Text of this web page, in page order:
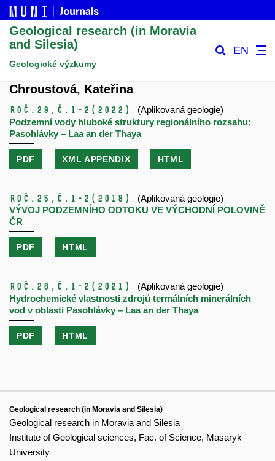
Geological research (in Moravia
and Silesia)
Geologické výzkumy
EN
Chroustová, Kateřina
Roč.29, č.1-2 (2022)
(Aplikovaná geologie)
Podzemní vody hluboké struktury regionálního rozsahu:
Pasohlávky – Laa an der Thaya
PDF XML APPENDIX HTML
Roč.25, č.1-2 (2018)
(Aplikovaná geologie)
VÝVOJ PODZEMNÍHO ODTOKU VE VÝCHODNÍ POLOVINĚ
ČR
PDF HTML
Roč.28, č.1-2 (2021)
(Aplikovaná geologie)
Hydrochemické vlastnosti zdrojů termálních minerálních
vod v oblasti Pasohlávky – Laa an der Thaya
PDF HTML
Geological research (in Moravia and Silesia)
Geological research in Moravia and Silesia
Institute of Geological sciences, Fac. of Science, Masaryk
University